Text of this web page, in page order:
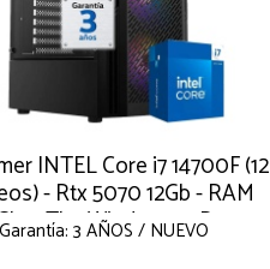
INTEL Core i7 14700F (12
- Rtx 5070 12Gb - RAM
- 1Tb - Windows 11 Pro
Garantía: 3 AÑOS / NUEVO